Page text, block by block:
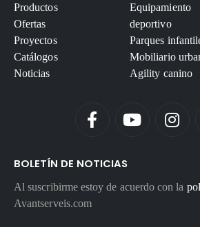
Productos
Ofertas
Proyectos
Catálogos
Noticias
Equipamiento
deportivo
Parques
Mobiliario
Agility canino
BOLETÍN DE NOTICIAS
Al suscribirme estoy de acuerdo con la
Avantserveis.com